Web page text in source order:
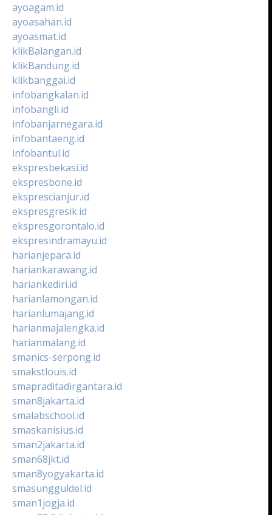
ayoagam.id
ayoasahan.id
ayoasmat.id
klikBalangan.id
klikBandung.id
klikbanggai.id
infobangkalan.id
infobangli.id
infobanjarnegara.id
infobantaeng.id
infobantul.id
ekspresbekasi.id
ekspresbone.id
eksprescianjur.id
ekspresgresik.id
ekspresgorontalo.id
ekspresindramayu.id
harianjepara.id
hariankarawang.id
hariankediri.id
harianlamongan.id
harianlumajang.id
harianmajalengka.id
harianmalang.id
smanics-serpong.id
smakstlouis.id
smapraditadirgantara.id
sman8jakarta.id
smalabschool.id
smaskanisius.id
sman2jakarta.id
sman68jkt.id
sman8yogyakarta.id
smasungguldel.id
sman1jogja.id